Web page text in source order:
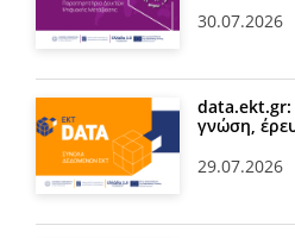
30.07.2026
data.ekt.gr:
γνώση,
29.07.2026